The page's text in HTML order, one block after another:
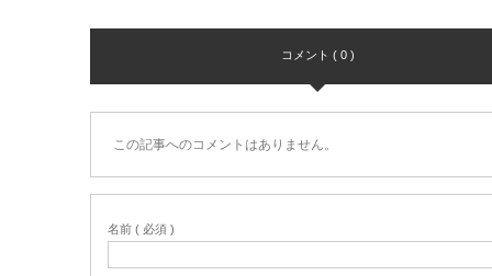
コメント ( 0 )
この記事へのコメントはありません。
名前 ( 必須 )